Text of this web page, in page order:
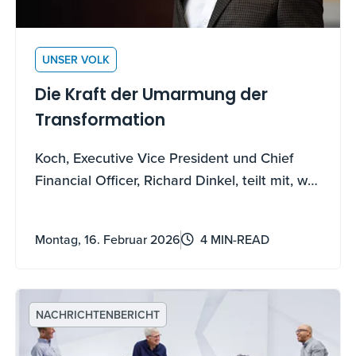
UNSER VOLK
Die Kraft der Umarmung der
Transformation
Koch, Executive Vice President und Chief
Financial Officer, Richard Dinkel, teilt mit, wie
Montag, 16. Februar 2026 4 MIN-READ
NACHRICHTENBERICHT